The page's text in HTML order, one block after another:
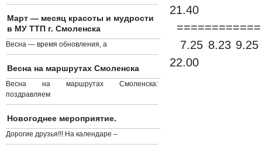
21.40
7.25 8.23 9.25
22.00
Март — месяц красоты и мудрости
в МУ ТТП г. Смоленска
Весна — время обновления, а
Весна на маршрутах Смоленска
Весна на маршрутах Смоленска:
поздравляем
Новогоднее мероприятие.
Дорогие друзья!!! На календаре –